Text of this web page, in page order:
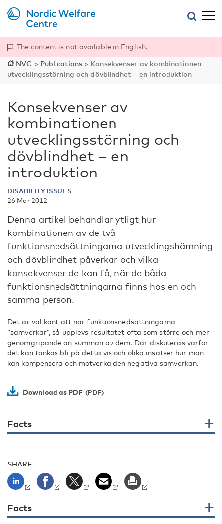
The content is not available in English.
NVC > Publications> Konsekvenser av kombinationen
utvecklingsstörning och dövblindhet – en introduktion
Konsekvenser av
kombinationen
utvecklingsstörning och
dövblindhet – en
introduktion
DISABILITY ISSUES
26 Mar 2012
Denna artikel behandlar ytligt hur
kombinationen av de två
funktionsnedsättningarna utvecklingshämning
och dövblindhet påverkar och vilka
konsekvenser de kan få, när de båda
funktionsnedsättningarna finns hos en och
samma person.
Det är väl känt att när funktionsnedsättningarna
“samverkar”, så upplevs resultatet ofta som större och mer
genomgripande än summan av dem. Där diskuteras varför
det kan tänkas bli på detta vis och olika insatser hur man
kan kompensera och motverka den negativa samverkan.
Download as PDF
Facts
SHARE
Facts